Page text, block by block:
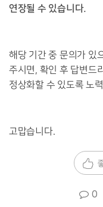
연장될 수 있습니다.
해당 기간 중 문의가 있
주시면, 확인 후 답변드
정상화할 수 있도록 노
고맙습니다.
0